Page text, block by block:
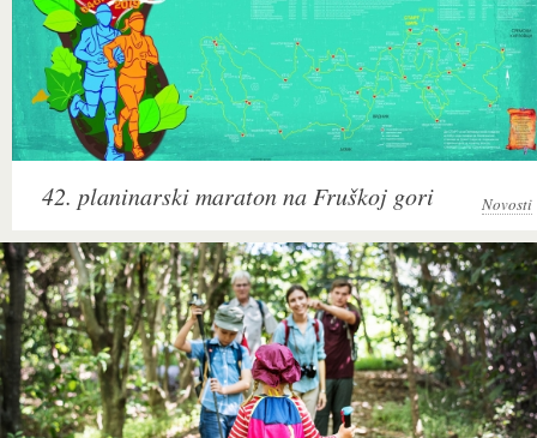
42. planinarski maraton na Fruškoj gori Novosti